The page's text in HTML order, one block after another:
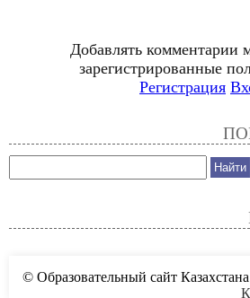
Добавлять комментарии
зарегистрированные
Регистрация
© Образовательный сайт